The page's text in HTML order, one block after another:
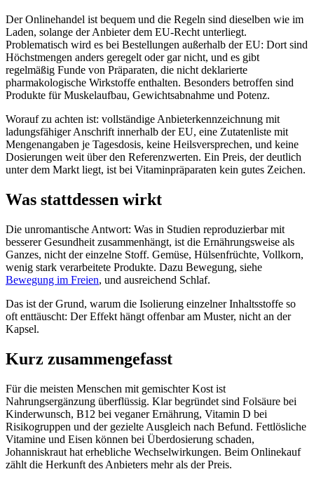
Der Onlinehandel ist bequem und die Regeln sind dieselben wie im
Laden, solange der Anbieter dem EU-Recht unterliegt.
Problematisch wird es bei Bestellungen außerhalb der EU: Dort sind
Höchstmengen anders geregelt oder gar nicht, und es gibt
regelmäßig Funde von Präparaten, die nicht deklarierte
pharmakologische Wirkstoffe enthalten. Besonders betroffen sind
Produkte für Muskelaufbau, Gewichtsabnahme und Potenz.
Worauf zu achten ist: vollständige Anbieterkennzeichnung mit
ladungsfähiger Anschrift innerhalb der EU, eine Zutatenliste mit
Mengenangaben je Tagesdosis, keine Heilsversprechen, und keine
Dosierungen weit über den Referenzwerten. Ein Preis, der deutlich
unter dem Markt liegt, ist bei Vitaminpräparaten kein gutes Zeichen.
Was stattdessen wirkt
Die unromantische Antwort: Was in Studien reproduzierbar mit
besserer Gesundheit zusammenhängt, ist die Ernährungsweise als
Ganzes, nicht der einzelne Stoff. Gemüse, Hülsenfrüchte, Vollkorn,
wenig stark verarbeitete Produkte. Dazu Bewegung, siehe
Bewegung im Freien, und ausreichend Schlaf.
Das ist der Grund, warum die Isolierung einzelner Inhaltsstoffe so
oft enttäuscht: Der Effekt hängt offenbar am Muster, nicht an der
Kapsel.
Kurz zusammengefasst
Für die meisten Menschen mit gemischter Kost ist
Nahrungsergänzung überflüssig. Klar begründet sind Folsäure bei
Kinderwunsch, B12 bei veganer Ernährung, Vitamin D bei
Risikogruppen und der gezielte Ausgleich nach Befund. Fettlösliche
Vitamine und Eisen können bei Überdosierung schaden,
Johanniskraut hat erhebliche Wechselwirkungen. Beim Onlinekauf
zählt die Herkunft des Anbieters mehr als der Preis.